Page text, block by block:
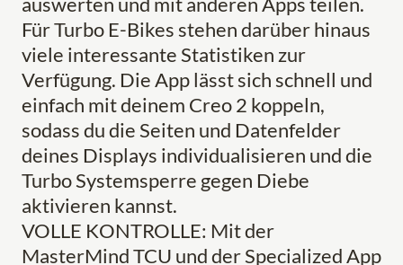
Für Turbo E-Bikes stehen darüber hinaus
viele interessante Statistiken zur
Verfügung. Die App lässt sich schnell und
einfach mit deinem Creo 2 koppeln,
sodass du die Seiten und Datenfelder
deines Displays individualisieren und die
Turbo Systemsperre gegen Diebe
aktivieren kannst.
VOLLE KONTROLLE: Mit der
MasterMind TCU und der Specialized App